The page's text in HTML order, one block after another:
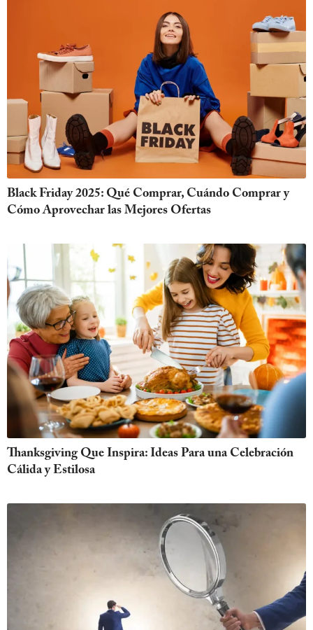
Black Friday 2025: Qué Comprar, Cuándo Comprar y
Cómo Aprovechar las Mejores Ofertas
Thanksgiving Que Inspira: Ideas Para una Celebración
Cálida y Estilosa